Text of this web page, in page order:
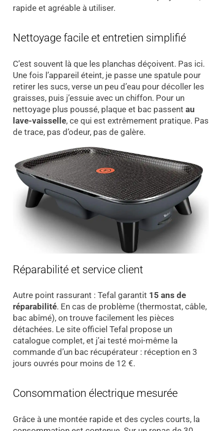
rapide et agréable à utiliser.
Nettoyage facile et entretien simplifié
C’est souvent là que les planchas déçoivent. Pas ici.
Une fois l’appareil éteint, je passe une spatule pour
retirer les sucs, verse un peu d’eau pour décoller les
graisses, puis j’essuie avec un chiffon. Pour un
nettoyage plus poussé, plaque et bac passent au
lave-vaisselle, ce qui est extrêmement pratique. Pas
de trace, pas d’odeur, pas de galère.
Réparabilité et service client
Autre point rassurant : Tefal garantit 15 ans de
réparabilité. En cas de problème (thermostat, câble,
bac abîmé), on trouve facilement les pièces
détachées. Le site officiel Tefal propose un
catalogue complet, et j’ai testé moi-même la
commande d’un bac récupérateur : réception en 3
jours ouvrés pour moins de 12 €.
Consommation électrique mesurée
Grâce à une montée rapide et des cycles courts, la